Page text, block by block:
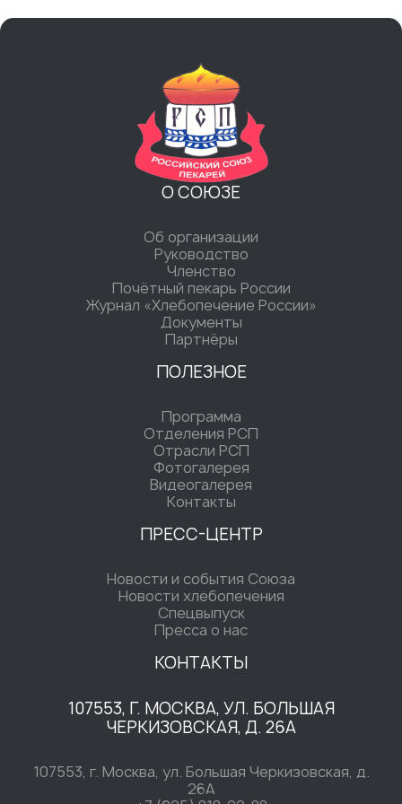
О СОЮЗЕ
Об организации
Руководство
Членство
Почётный пекарь России
Журнал «Хлебопечение России»
Документы
Партнёры
ПОЛЕЗНОЕ
Программа
Отделения РСП
Отрасли РСП
Фотогалерея
Видеогалерея
Контакты
ПРЕСС-ЦЕНТР
Новости и события Союза
Новости хлебопечения
Спецвыпуск
Пресса о нас
КОНТАКТЫ
107553, Г. МОСКВА, УЛ. БОЛЬШАЯ
ЧЕРКИЗОВСКАЯ, Д. 26А
107553, г. Москва, ул. Большая Черкизовская, д.
26А